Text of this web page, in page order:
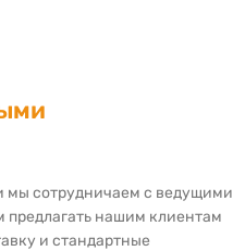
мы сотрудничаем с ведущими
нашим клиентам
и стандартные